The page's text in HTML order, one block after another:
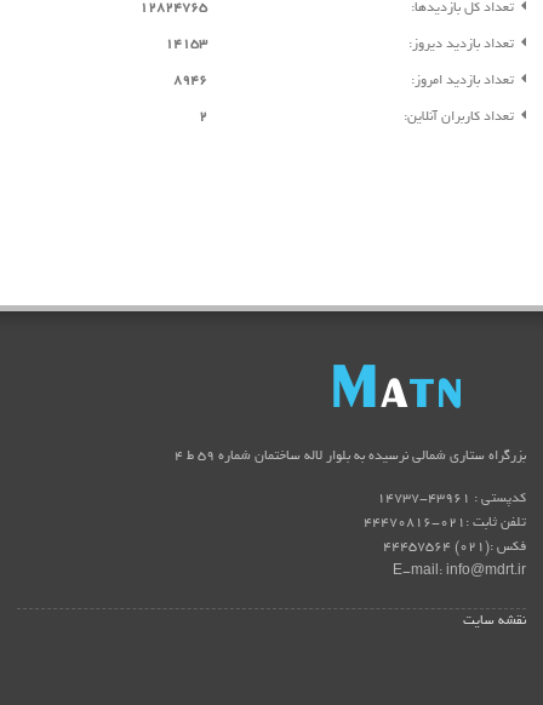
تعداد کل بازدیدها: 12824765
تعداد بازدید دیروز: 14153
تعداد بازدید امروز: 8946
تعداد کاربران آنلاین: 2
بزرگراه ستاری شمالی نرسیده به بلوار لاله ساختمان شماره ۵۹ ط ۴
کدپستی : 43961-14737
تلفن ثابت :021-44470816
فکس :(021) 44457564
E-mail: info@mdrt.ir
نقشه سایت